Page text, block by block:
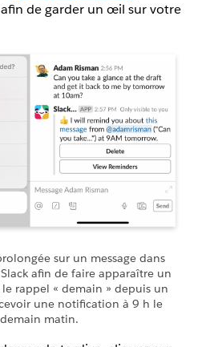
de garder un œil sur votre
sur un message dans
afin de faire apparaître un
rappel « demain » depuis un
une notification à 9 h le
matin.